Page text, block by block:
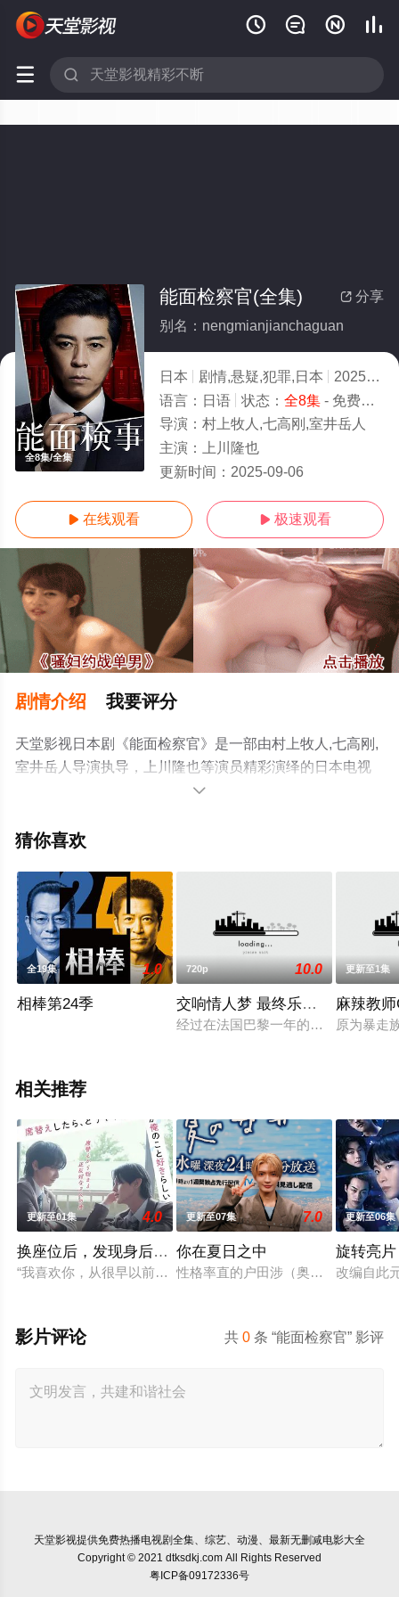
   
 
全8集/全集
 分享
能面检察官(全集)
别名：nengmianjianchaguan
日本 剧情,悬疑,犯罪,日本 2025
7.0
语言： 日语 状态： 全8集- 免费在线观看
导演： 村上牧人,七高刚,室井岳人
主演：
上川隆也
更新时间： 2025-09-06
 在线观看  极速观看
剧情介绍 我要评分
天堂影视日本剧《能面检察官》是一部由村上牧人,七高刚,
室井岳人导演执导，上川隆也等演员精彩演绎的日本电视
剧，大结局剧情已揭晓（全8集），手机免费观看高清未删
步至豆瓣电视剧、电视猫或剧情网等平台了解。

猜你喜欢
全19集 1.0
相棒第24季
720p 10.0
交响情人梦 最终乐章 前篇
经过在法国巴黎一年的努力打拼，千
更新至1集
麻辣教
原为暴走
相关推荐
更新至01集 4.0
换座位后，发现身后的男生好像喜欢我
“我喜欢你，从很早以前就开始了。” 从换座位开始⁉︎ 性格完全相
更新至07集 7.0
你在夏日之中
性格率直的户田涉（奥智哉 饰）与
更新至06集
旋转亮片
改编自此
共0 条 “能面检察官” 影评
影片评论
天堂影视提供免费热播电视剧全集、综艺、动漫、最新无删减电影大全
Copyright © 2021 dtksdkj.com All Rights Reserved
粤ICP备09172336号